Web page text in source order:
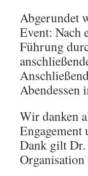
Abgerundet
Event: Nach
Führung
Abendessen
Wir danken
Engagement
Dank gilt Dr.